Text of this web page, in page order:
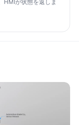
HMIが状態を返しま